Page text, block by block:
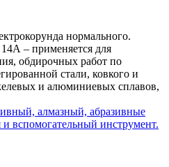
нормального.
– применяется для
обдирочных работ по
стали, ковкого и
и алюминиевых сплавов,
алмазный, абразивные
вспомогательный инструмент.